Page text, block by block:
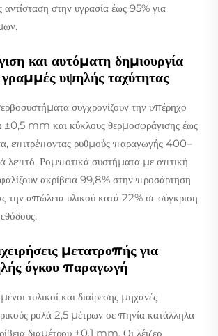
στην υγρασία έως 95% για
και αυτόματη δημιουργία
υψηλής ταχύτητας
συγχρονίζουν την υπέρηχο
±0,5 mm και κύκλους θερμοσφράγισης έως
επιτρέποντας ρυθμούς παραγωγής 400–
λεπτό. Ρομποτικά συστήματα με οπτική
ακρίβεια 99,8% στην προσάρτηση
την απώλεια υλικού κατά 22% σε σύγκριση
μετατροπής για
όγκου παραγωγή
τυλικοί και διαίρεσης μηχανές
ρολά 2,5 μέτρων σε πηνία κατάλληλα
διαμέτρου ±0,1 mm. Οι λέιζερ